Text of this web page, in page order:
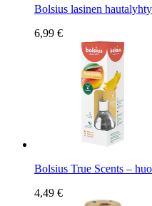
Bolsius lasinen
6,99 €
Bolsius True Scents –
4,49 €